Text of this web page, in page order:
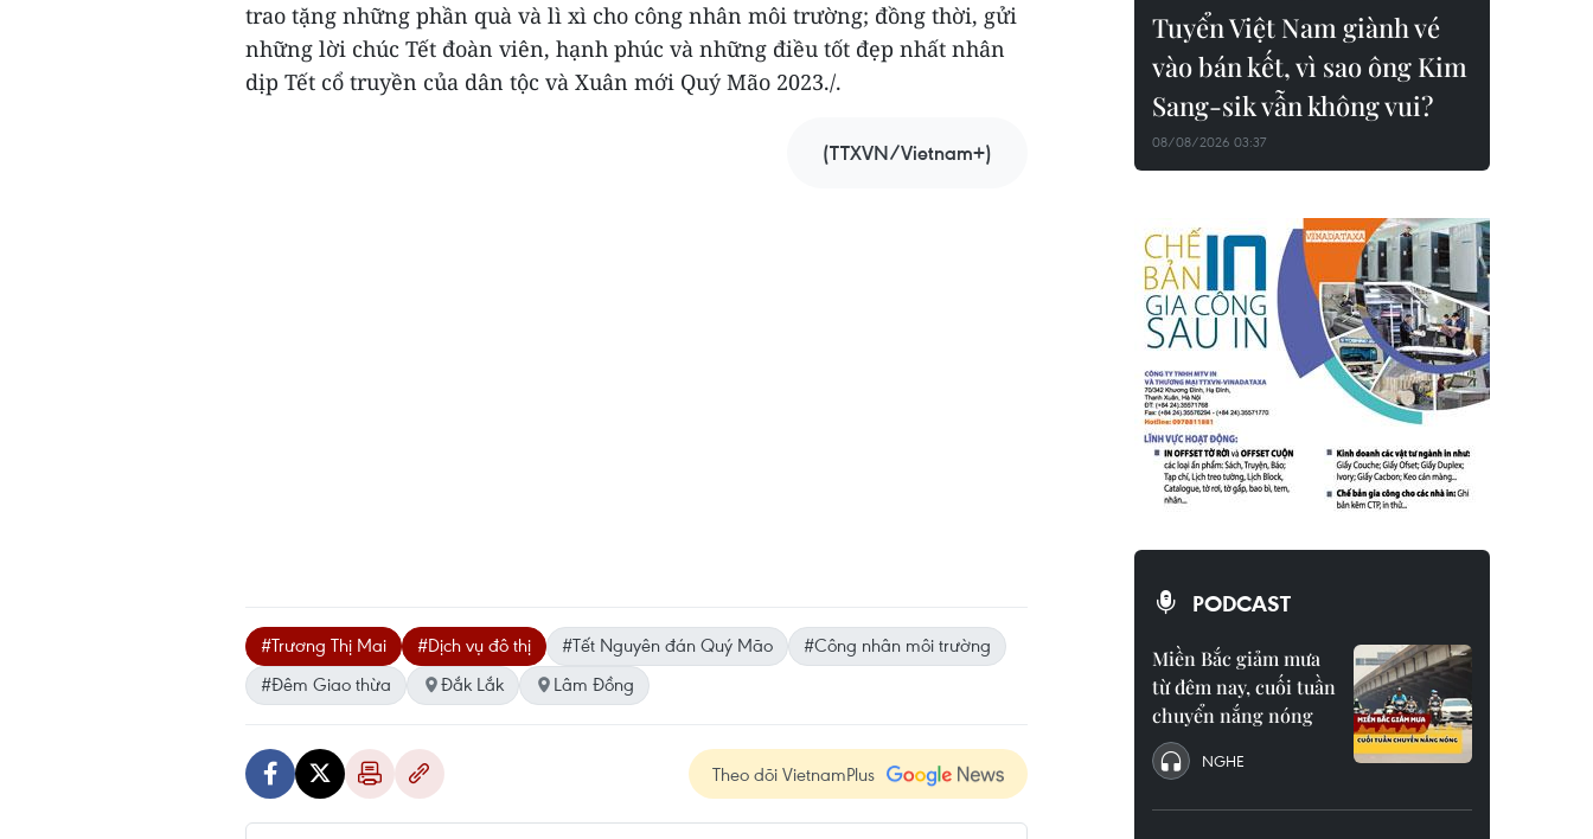
trao tặng những phần quà và lì xì cho công nhân môi trường; đồng thời, gửi
những lời chúc Tết đoàn viên, hạnh phúc và những điều tốt đẹp nhất nhân
dịp Tết cổ truyền của dân tộc và Xuân mới Quý Mão 2023./.
(TTXVN/Vietnam+)
#Trương Thị Mai #Dịch vụ đô thị #Tết Nguyên đán Quý Mão
#Công nhân môi trường
#Đêm Giao thừa
Đắk Lắk Lâm Đồng
Theo dõi VietnamPlus
Tuyển Việt Nam giành vé
vào bán kết, vì sao ông Kim
Sang-sik vẫn không vui?
08/08/2026 03:37
PODCAST
Miền Bắc giảm mưa
từ đêm nay, cuối tuần
chuyển nắng nóng
NGHE